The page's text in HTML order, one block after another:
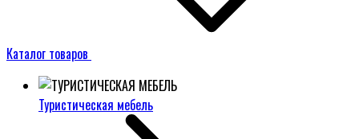
Каталог товаров
Туристическая мебель